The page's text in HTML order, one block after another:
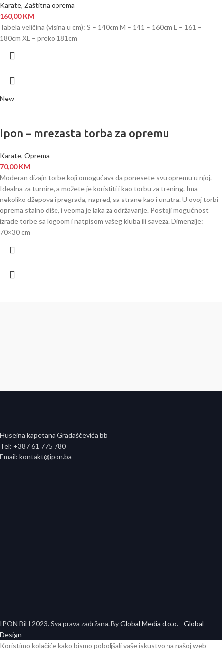
Karate, Zaštitna oprema
160,00KM
Tabela veličina (visina u cm): S – 140cm M – 141 – 160cm L – 161 –
180cm XL – preko 181cm
New
Ipon – mrezasta torba za opremu
Karate, Oprema
70,00KM
Moderan dizajn torbe koji omogućava da ponesete svu opremu u njoj.
Idealna za turnire, a možete je koristiti i kao torbu za trening. Ima
nekoliko džepova i pregrada, napred, sa strane kao i unutra. U ovoj torbi
oprema stalno diše, i veoma je laka za održavanje. Postoji mogućnost
izrade torbe sa logoom i natpisom vašeg kluba ili saveza. Dimenzije:
70×30 cm
Huseina kapetana Gradaščevića bb
Tel: +387 61 775 780
Email: kontakt@ipon.ba
IPON BiH 2023. Sva prava zadržana. ByGlobal Media d.o.o. - Global
Design
Koristimo kolačiće kako bismo poboljšali vaše iskustvo na našoj web